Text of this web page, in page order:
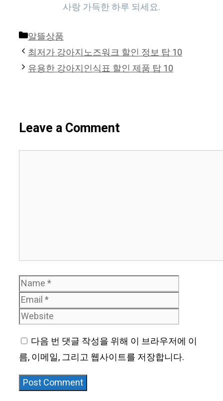
사랑 가득한 하루 되세요.
Categories
알뜰상품
최저가 강아지노즈워크 할인 정보 탑 10
유용한 강아지인식표 할인 제품 탑 10
Leave a Comment
Name
다음 번 댓글 작성을 위해 이 브라우저에 이
름, 이메일, 그리고 웹사이트를 저장합니다.